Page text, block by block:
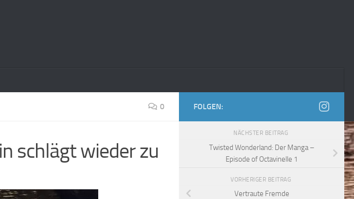
0
schlägt wieder zu
FOLGEN:
NÄCHSTER BEITRAG
Twisted Wonderland: Der Manga –
Episode of Octavinelle 1
VORHERIGER BEITRAG
Vertraute Fremde